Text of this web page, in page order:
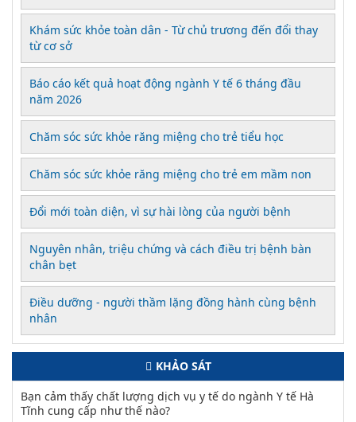
Khám sức khỏe toàn dân - Từ chủ trương đến đổi thay
từ cơ sở
Báo cáo kết quả hoạt động ngành Y tế 6 tháng đầu
năm 2026
Chăm sóc sức khỏe răng miệng cho trẻ tiểu học
Chăm sóc sức khỏe răng miệng cho trẻ em mầm non
Đổi mới toàn diện, vì sự hài lòng của người bệnh
Nguyên nhân, triệu chứng và cách điều trị bệnh bàn
chân bẹt
Điều dưỡng - người thầm lặng đồng hành cùng bệnh
nhân
KHẢO SÁT
Bạn cảm thấy chất lượng dịch vụ y tế do ngành Y tế Hà
Tĩnh cung cấp như thế nào?